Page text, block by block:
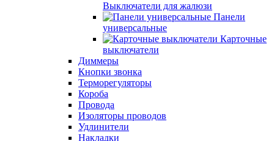
Выключатели для жалюзи
Панели
универсальные
Карточные
выключатели
Диммеры
Кнопки звонка
Терморегуляторы
Короба
Провода
Изоляторы проводов
Удлинители
Накладки